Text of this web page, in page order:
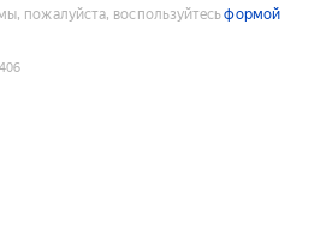
пожалуйста, воспользуйтесьформой